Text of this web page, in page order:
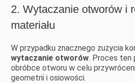
2. Wytaczanie otworów i
materiału
W przypadku znacznego zużycia
wytaczanie otworów. Proces ten
obróbce otworu w celu
geometrii i osiowości.